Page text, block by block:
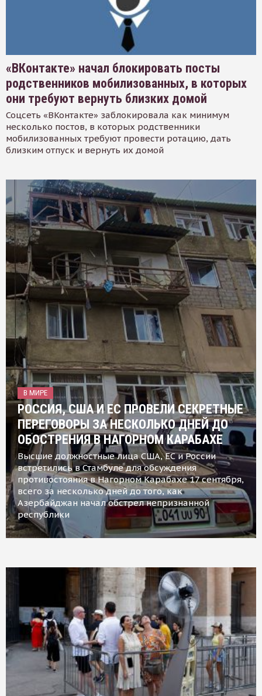
«ВКонтакте» начал блокировать посты
родственников мобилизованных, в которых
они требуют вернуть близких домой
Соцсеть «ВКонтакте» заблокировала как минимум
несколько постов, в которых родственники
мобилизованных требуют провести ротацию, дать
близким отпуск и вернуть их домой
В МИРЕ
РОССИЯ, США И ЕС ПРОВЕЛИ СЕКРЕТНЫЕ
ПЕРЕГОВОРЫ ЗА НЕСКОЛЬКО ДНЕЙ ДО
ОБОСТРЕНИЯ В НАГОРНОМ КАРАБАХЕ
Высшие должностные лица США, ЕС и России
встретились в Стамбуле для обсуждения
противостояния в Нагорном Карабахе 17 сентября,
всего за несколько дней до того, как
Азербайджан начал обстрел непризнанной
республики